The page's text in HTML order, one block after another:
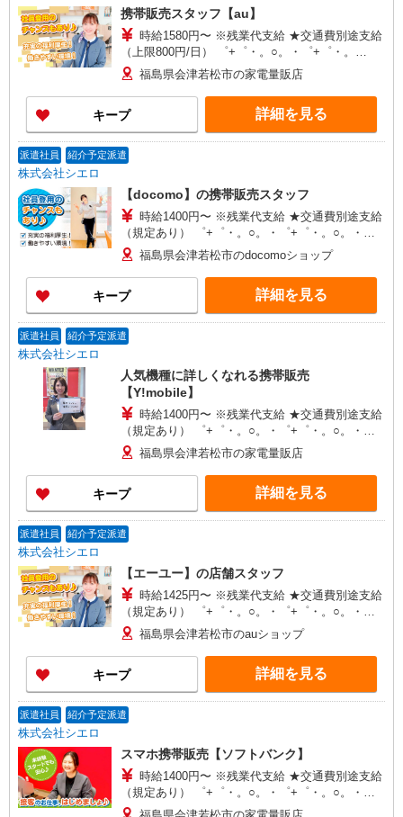
携帯販売スタッフ【au】
時給1580円〜 ※残業代支給 ★交通費別途支給
（上限800円/日） ゜+゜・。○。・゜+゜・。
○。・゜+゜ 入社祝い金10万円支給(規定有) お友達
を紹介頂くと, インセンティブ支給(規定有) ★月2
回払い・週払い可能（規程有）★ ゜・。○。・゜
+゜・。○。・゜+゜
福島県会津若松市の家電量販店
キープ 詳細を見る
派遣社員 紹介予定派遣
株式会社シエロ
【docomo】の携帯販売スタッフ
時給1400円〜 ※残業代支給 ★交通費別途支給
（規定あり） ゜+゜・。○。・゜+゜・。○。・゜
+゜ 入社祝い金10万円支給(規定有) お友達を紹介
頂くと, インセンティブ支給(規定有) ★月2回払
い・週払い可能（規程有）★ ゜・。○。・゜
+゜・。○。・゜+゜
福島県会津若松市のdocomoショップ
キープ 詳細を見る
派遣社員 紹介予定派遣
株式会社シエロ
人気機種に詳しくなれる携帯販売
【Y!mobile】
時給1400円〜 ※残業代支給 ★交通費別途支給
（規定あり） ゜+゜・。○。・゜+゜・。○。・゜
+゜ 入社祝い金10万円支給(規定有) お友達を紹介
頂くと, インセンティブ支給(規定有) ★月2回払
い・週払い可能（規程有）★ ゜・。○。・゜
+゜・。○。・゜+゜
福島県会津若松市の家電量販店
キープ 詳細を見る
派遣社員 紹介予定派遣
株式会社シエロ
【エーユー】の店舗スタッフ
時給1425円〜 ※残業代支給 ★交通費別途支給
（規定あり） ゜+゜・。○。・゜+゜・。○。・゜
+゜ 入社祝い金10万円支給(規定有) お友達を紹介
頂くと, インセンティブ支給(規定有) ★月2回払
い・週払い可能（規程有）★ ゜・。○。・゜
+゜・。○。・゜+゜
福島県会津若松市のauショップ
キープ 詳細を見る
派遣社員 紹介予定派遣
株式会社シエロ
スマホ携帯販売【ソフトバンク】
時給1400円〜 ※残業代支給 ★交通費別途支給
（規定あり） ゜+゜・。○。・゜+゜・。○。・゜
+゜ 入社祝い金10万円支給(規定有) お友達を紹介